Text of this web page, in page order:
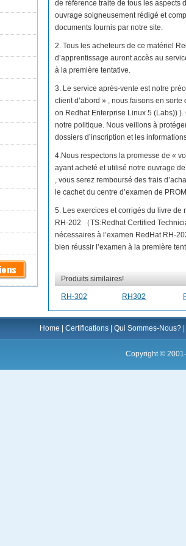
de référence traite de tous les aspects
ouvrage soigneusement rédigé et
documents fournis par notre site.
2. Tous les acheteurs de ce matériel
d’apprentissage auront accès au
à la première tentative.
3. Le service après-vente est notre
client d’abord » , nous faisons en
on Redhat Enterprise Linux 5 (Labs))
notre politique. Nous veillons à
dossiers d’inscription et les
4.Nous respectons la promesse de «
ayant acheté et utilisé notre ouvrage
, vous serez remboursé des frais
le cachet du centre d’examen de
5. Les exercices et corrigés du livre de
RH-202 （TS:Redhat Certified
nécessaires à l’examen RedHat RH-
bien réussir l’examen à la première
Produits similaires!
RH-302 RH302
Home Certifications Qui Sommes-Nous?
Copyright ©